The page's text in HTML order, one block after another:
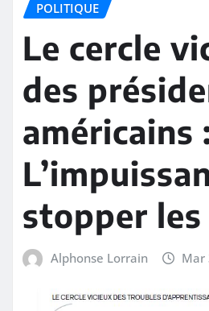
POLITIQUE
Le cercle
des
américains
stopper
Alphonse Lorrain Mar